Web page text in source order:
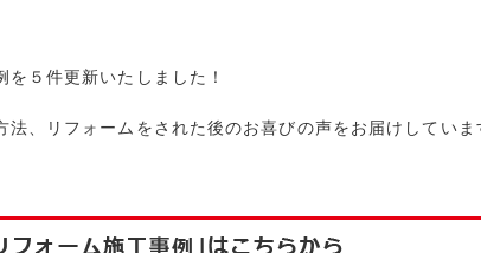
５件更新いたしました！
法、リフォームをされた後のお喜びの声をお届けしていま